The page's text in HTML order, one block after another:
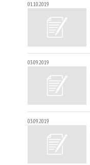
01.10.2019
03.09.2019
03.09.2019